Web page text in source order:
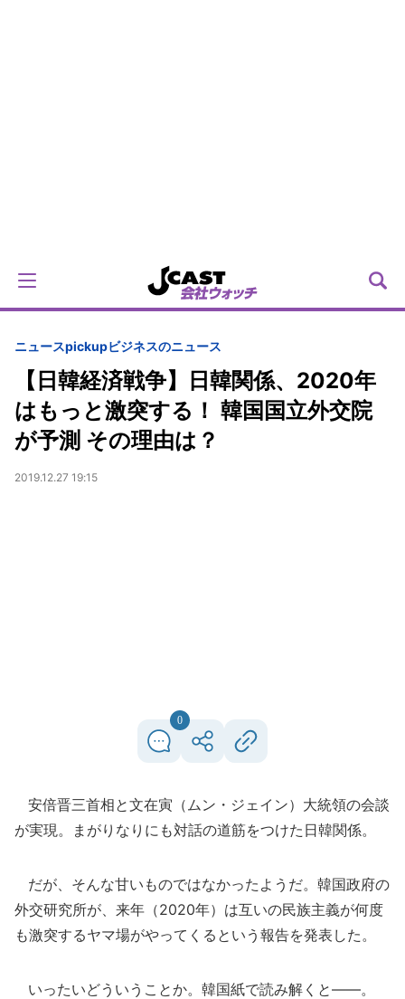
ニュースpickupビジネスのニュース
【日韓経済戦争】日韓関係、2020年
はもっと激突する！ 韓国国立外交院
が予測 その理由は？
2019.12.27 19:15
0
安倍晋三首相と文在寅（ムン・ジェイン）大統領の会談
が実現。まがりなりにも対話の道筋をつけた日韓関係。
だが、そんな甘いものではなかったようだ。韓国政府の
外交研究所が、来年（2020年）は互いの民族主義が何度
も激突するヤマ場がやってくるという報告を発表した。
いったいどういうことか。韓国紙で読み解くと――。